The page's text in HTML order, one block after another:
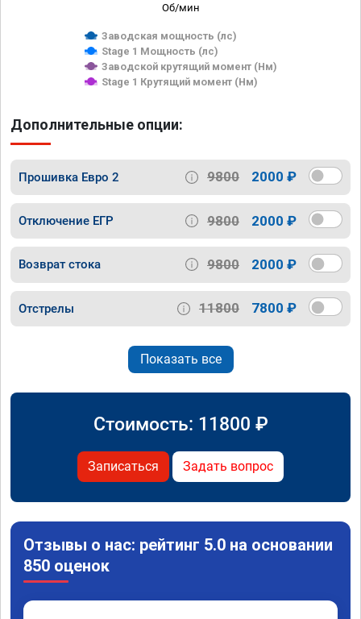
Об/мин
Заводская мощность (лс)
Stage 1 Мощность (лс)
Заводской крутящий момент (Нм)
Stage 1 Крутящий момент (Нм)
Дополнительные опции:
Прошивка Евро 2 9800 2000 ₽
Отключение ЕГР 9800 2000 ₽
Возврат стока 9800 2000 ₽
Отстрелы 11800 7800 ₽
Показать все
Стоимость: 11800 ₽
Записаться Задать вопрос
Отзывы о нас: рейтинг 5.0 на основании
850 оценок